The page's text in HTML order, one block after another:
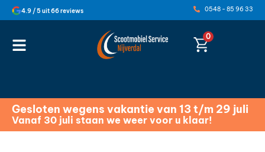
4.9 / 5 uit 66 reviews 0548 - 85 96 33
0
Gesloten wegens vakantie van 13 t/m 29 juli
Vanaf 30 juli staan we weer voor u klaar!